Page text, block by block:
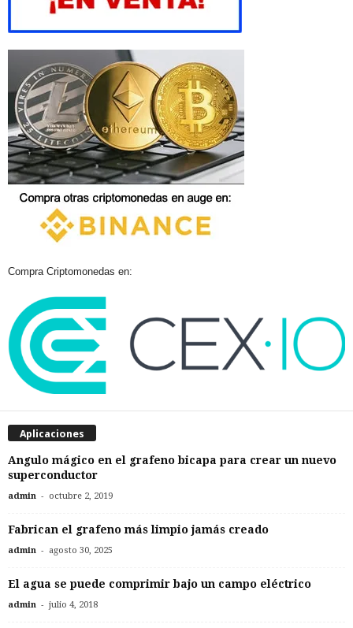
Compra Criptomonedas en:
Aplicaciones
Angulo mágico en el grafeno bicapa para crear un nuevo
superconductor
admin - octubre 2, 2019
Fabrican el grafeno más limpio jamás creado
admin - agosto 30, 2025
El agua se puede comprimir bajo un campo eléctrico
admin - julio 4, 2018